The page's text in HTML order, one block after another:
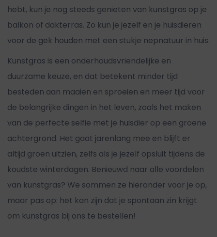
hebt, kun je nog steeds genieten van kunstgras op je
balkon of dakterras. Zo kun je jezelf en je huisdieren
voor de gek houden met een stukje nepnatuur in huis.
Kunstgras is een onderhoudsvriendelijke en
duurzame keuze, en dat betekent minder tijd
besteden aan maaien en sproeien en meer tijd voor
de belangrijke dingen in het leven, zoals het maken
van de perfecte selfie met je huisdier op een groene
achtergrond. Het gaat jarenlang mee en blijft er
altijd groen uitzien, zelfs als je jezelf opsluit tijdens de
koudste winterdagen. Benieuwd naar alle voordelen
van kunstgras? We sommen ze hieronder voor je op,
maar pas op: het kan zijn dat je spontaan zin krijgt
om kunstgras bij ons te bestellen!